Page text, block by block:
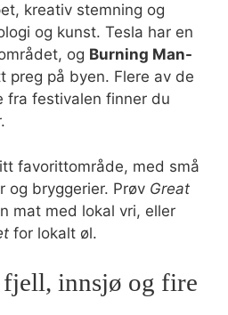
kreativ stemning og
og kunst. Tesla har en
og Burning Man-
preg på byen. Flere av de
fra festivalen finner du
favorittområde, med små
og bryggerier. Prøv Great
mat med lokal vri, eller
for lokalt øl.
fjell, innsjø og fire